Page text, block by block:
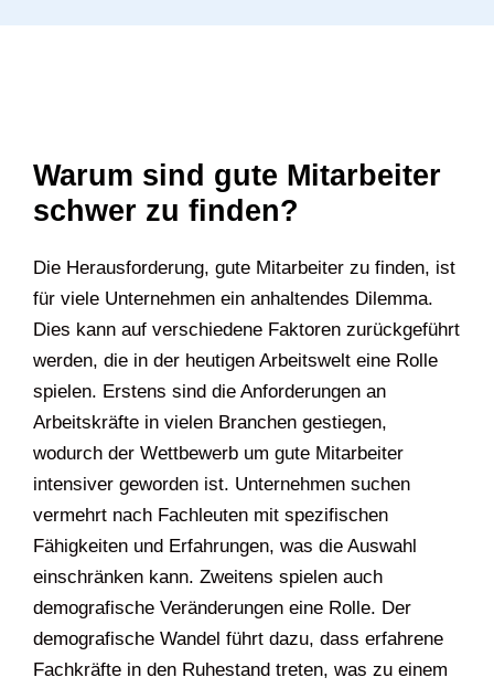
Warum sind gute Mitarbeiter
schwer zu finden?
Die Herausforderung, gute Mitarbeiter zu finden, ist
für viele Unternehmen ein anhaltendes Dilemma.
Dies kann auf verschiedene Faktoren zurückgeführt
werden, die in der heutigen Arbeitswelt eine Rolle
spielen. Erstens sind die Anforderungen an
Arbeitskräfte in vielen Branchen gestiegen,
wodurch der Wettbewerb um gute Mitarbeiter
intensiver geworden ist. Unternehmen suchen
vermehrt nach Fachleuten mit spezifischen
Fähigkeiten und Erfahrungen, was die Auswahl
einschränken kann. Zweitens spielen auch
demografische Veränderungen eine Rolle. Der
demografische Wandel führt dazu, dass erfahrene
Fachkräfte in den Ruhestand treten, was zu einem